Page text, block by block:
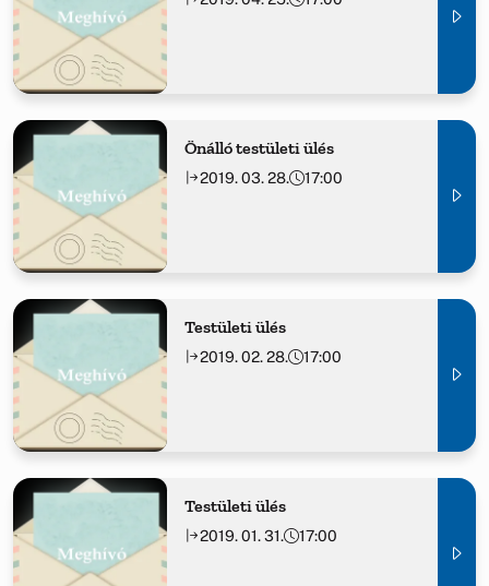
Önálló testületi ülés
2019. 03. 28. 17:00
Testületi ülés
2019. 02. 28. 17:00
Testületi ülés
2019. 01. 31. 17:00